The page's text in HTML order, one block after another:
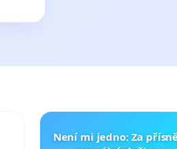
Není mi jedno: Za